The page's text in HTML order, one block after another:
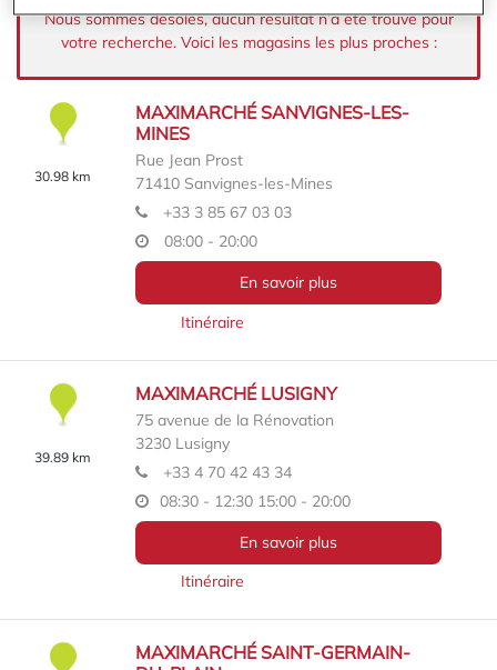
Nous sommes désolés, aucun résultat n’a été trouvé pour
votre recherche. Voici les magasins les plus proches :
30.98 km
MAXIMARCHÉ SANVIGNES-LES-
MINES
Rue Jean Prost
71410 Sanvignes-les-Mines
+33 3 85 67 03 03
08:00 - 20:00
En savoir plus
Itinéraire
39.89 km
MAXIMARCHÉ LUSIGNY
75 avenue de la Rénovation
3230 Lusigny
+33 4 70 42 43 34
08:30 - 12:30 15:00 - 20:00
En savoir plus
Itinéraire
MAXIMARCHÉ SAINT-GERMAIN-